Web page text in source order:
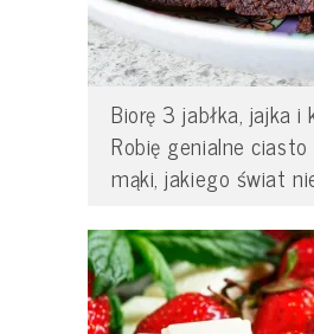
Biorę 3 jabłka, jajka i
Robię genialne
mąki, jakiego świat